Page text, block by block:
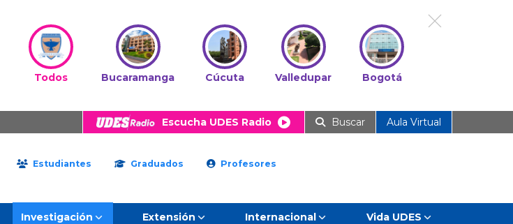
Todos Bucaramanga Cúcuta Valledupar Bogotá
Escucha UDES Radio Buscar Aula Virtual
Estudiantes Graduados Profesores
Investigación Extensión Internacional Vida UDES